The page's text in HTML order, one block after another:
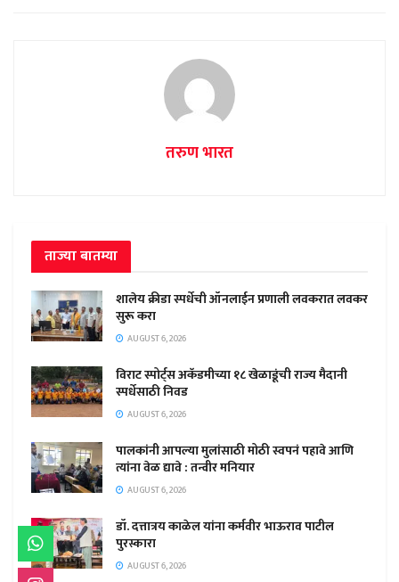
तरुण भारत
ताज्या बातम्या
शालेय क्रीडा स्पर्धेची ऑनलाईन प्रणाली लवकरात लवकर
सुरू करा
AUGUST 6, 2026
विराट स्पोर्ट्स अकॅडमीच्या १८ खेळाडूंची राज्य मैदानी
स्पर्धेसाठी निवड
AUGUST 6, 2026
पालकांनी आपल्या मुलांसाठी मोठी स्वपनं पहावे आणि
त्यांना वेळ द्यावे : तन्वीर मनियार
AUGUST 6, 2026
डॉ. दत्तात्रय काळेल यांना कर्मवीर भाऊराव पाटील
पुरस्कारा
AUGUST 6, 2026